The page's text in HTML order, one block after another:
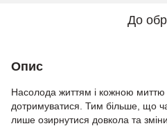
До
Опис
Насолода життям і кожною миттю
дотримуватися. Тим більше, що
лише озирнутися довкола та